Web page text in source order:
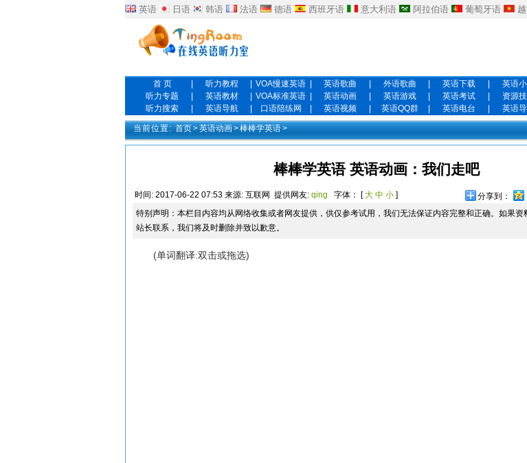
英语 日语 韩语 法语 德语 西班牙语 意大利语 阿拉伯语 葡萄牙语
首 页 听力教程 VOA慢速英语 英语歌曲 外语歌曲 英语下载 英语
听力专题
英语教材 VOA标准英语 英语动画 英语游戏 英语考试 资源
听力搜索
英语导航 口语陪练网 英语视频 英语QQ群 英语电台 英语
当前位置: 首页>英语动画>棒棒学英语>
棒棒学英语 英语动画：我们走吧
时间: 2017-06-22 07:53 来源: 互联网 提供网友: qing 字体： [大 中 小 ]
分享到：
特别声明：本栏目内容均从网络收集或者网友提供，供仅参考试用，我们无法保证内容完整和正确。如果资
站长联系，我们将及时删除并致以歉意。
(单词翻译:双击或拖选)